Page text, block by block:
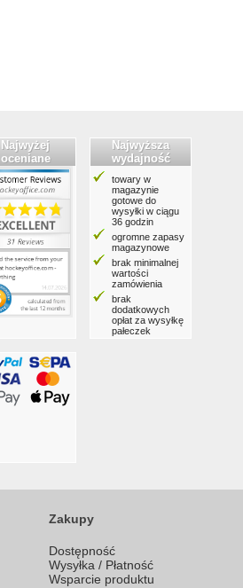
Najwyżej
oceniane
Najwyższa
wydajność
towary w
magazynie
gotowe do
wysyłki w ciągu
36 godzin
ogromne zapasy
magazynowe
brak minimalnej
wartości
zamówienia
brak
dodatkowych
opłat za wysyłkę
pałeczek
Zakupy
Dostępność
Wysyłka / Płatność
Wsparcie produktu